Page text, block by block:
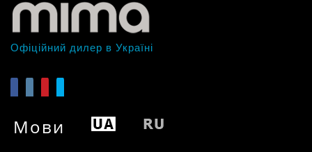
Офіційний дилер в Україні
Мови